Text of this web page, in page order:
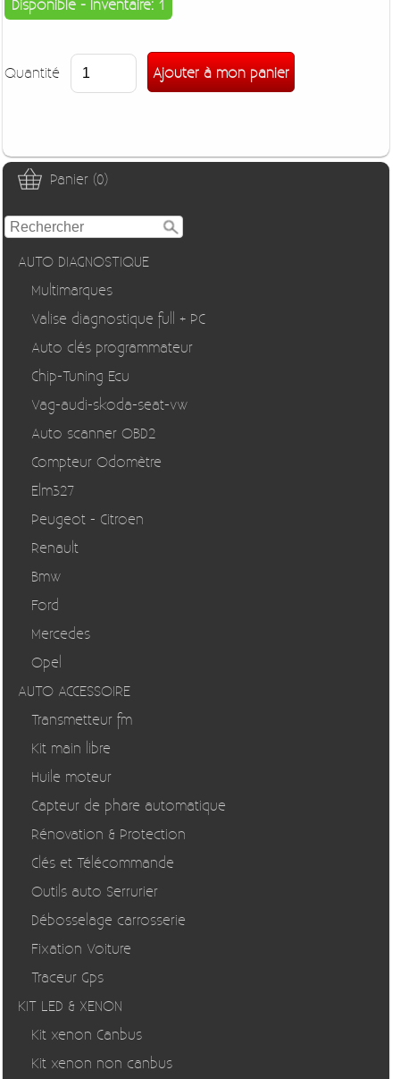
Panier (0)
AUTO DIAGNOSTIQUE
Multimarques
Valise diagnostique full + PC
Auto clés programmateur
Chip-Tuning Ecu
Vag-audi-skoda-seat-vw
Auto scanner OBD2
Compteur Odomètre
Elm327
Peugeot - Citroen
Renault
Bmw
Ford
Mercedes
Opel
AUTO ACCESSOIRE
Transmetteur fm
Kit main libre
Huile moteur
Capteur de phare automatique
Rénovation & Protection
Clés et Télécommande
Outils auto Serrurier
Débosselage carrosserie
Fixation Voiture
Traceur Gps
KIT LED & XENON
Kit xenon Canbus
Kit xenon non canbus
Quantité